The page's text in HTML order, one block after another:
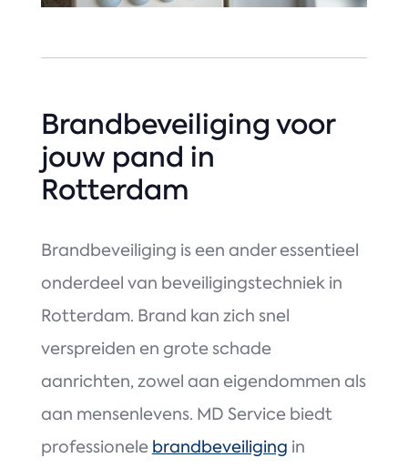
Brandbeveiliging voor
jouw pand in
Rotterdam
Brandbeveiliging is een ander essentieel
onderdeel van beveiligingstechniek in
Rotterdam. Brand kan zich snel
verspreiden en grote schade
aanrichten, zowel aan eigendommen als
aan mensenlevens. MD Service biedt
professionele brandbeveiliging in